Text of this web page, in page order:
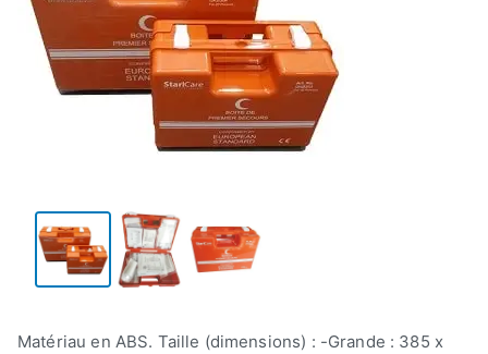
Matériau en ABS. Taille (dimensions) : -Grande : 385 x